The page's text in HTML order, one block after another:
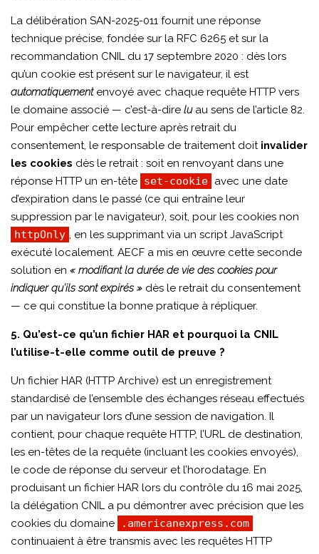
La délibération SAN-2025-011 fournit une réponse
technique précise, fondée sur la RFC 6265 et sur la
recommandation CNIL du 17 septembre 2020 : dès lors
qu’un cookie est présent sur le navigateur, il est
automatiquementenvoyé avec chaque requête HTTP vers
le domaine associé — c’est-à-dire luau sens de l’article 82.
Pour empêcher cette lecture après retrait du
consentement, le responsable de traitement doit invalider
les cookies dès le retrait : soit en renvoyant dans une
réponse HTTP un en-tête set-cookie avec une date
d’expiration dans le passé (ce qui entraîne leur
suppression par le navigateur), soit, pour les cookies non
httpOnly , en les supprimant via un script JavaScript
exécuté localement. AECF a mis en œuvre cette seconde
solution en « modifiant la durée de vie des cookies pour
indiquer qu’ils sont expirés » dès le retrait du consentement
— ce qui constitue la bonne pratique à répliquer.
5. Qu’est-ce qu’un fichier HAR et pourquoi la CNIL
l’utilise-t-elle comme outil de preuve ?
Un fichier HAR (HTTP Archive) est un enregistrement
standardisé de l’ensemble des échanges réseau effectués
par un navigateur lors d’une session de navigation. Il
contient, pour chaque requête HTTP, l’URL de destination,
les en-têtes de la requête (incluant les cookies envoyés),
le code de réponse du serveur et l’horodatage. En
produisant un fichier HAR lors du contrôle du 16 mai 2025,
la délégation CNIL a pu démontrer avec précision que les
cookies du domaine
.americanexpress.com
continuaient à être transmis avec les requêtes HTTP